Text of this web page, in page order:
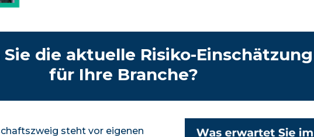
Sie die aktuelle Risiko-Einschätzung
für Ihre Branche?
steht vor eigenen